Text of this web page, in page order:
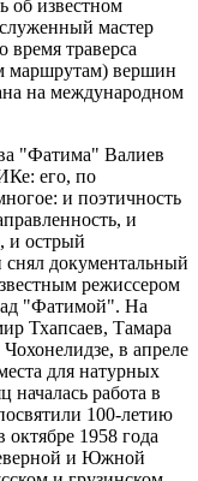
об известном
мастер
время траверса
маршрутам) вершин
на международном
"Фатима" Валиев
его, по
и поэтичность
и
и острый
документальный
режиссером
"Фатимой". На
Тхапсаев, Тамара
в апреле
для натурных
началась работа в
100-летию
1958 года
и Южной